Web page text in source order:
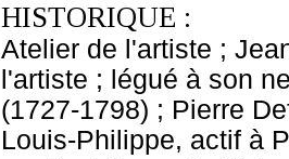
HISTORIQUE :
Atelier de l'artiste ;
l'artiste ; légué à son
(1727-1798) ; Pierre
Louis-Philippe, actif à